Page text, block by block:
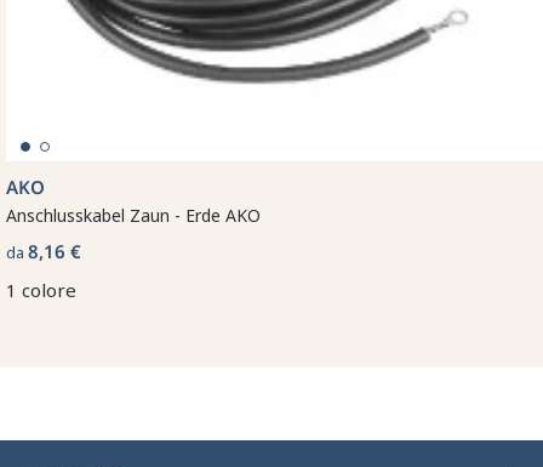
AKO
Anschlusskabel Zaun - Erde AKO
da 8,16 €
1 colore